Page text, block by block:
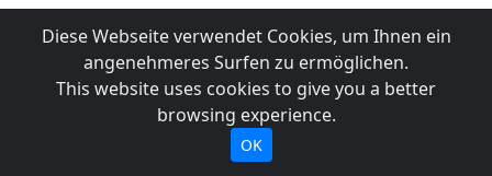
Diese Webseite verwendet Cookies, um Ihnen ein
angenehmeres Surfen zu ermöglichen.
This website uses cookies to give you a better
browsing experience.
OK